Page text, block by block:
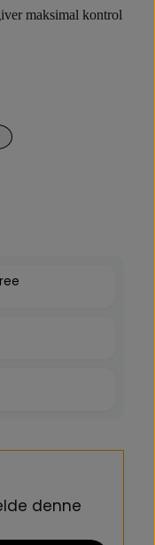
maksimal kontrol
frisurer
frisurer med
hår. Form og
denne